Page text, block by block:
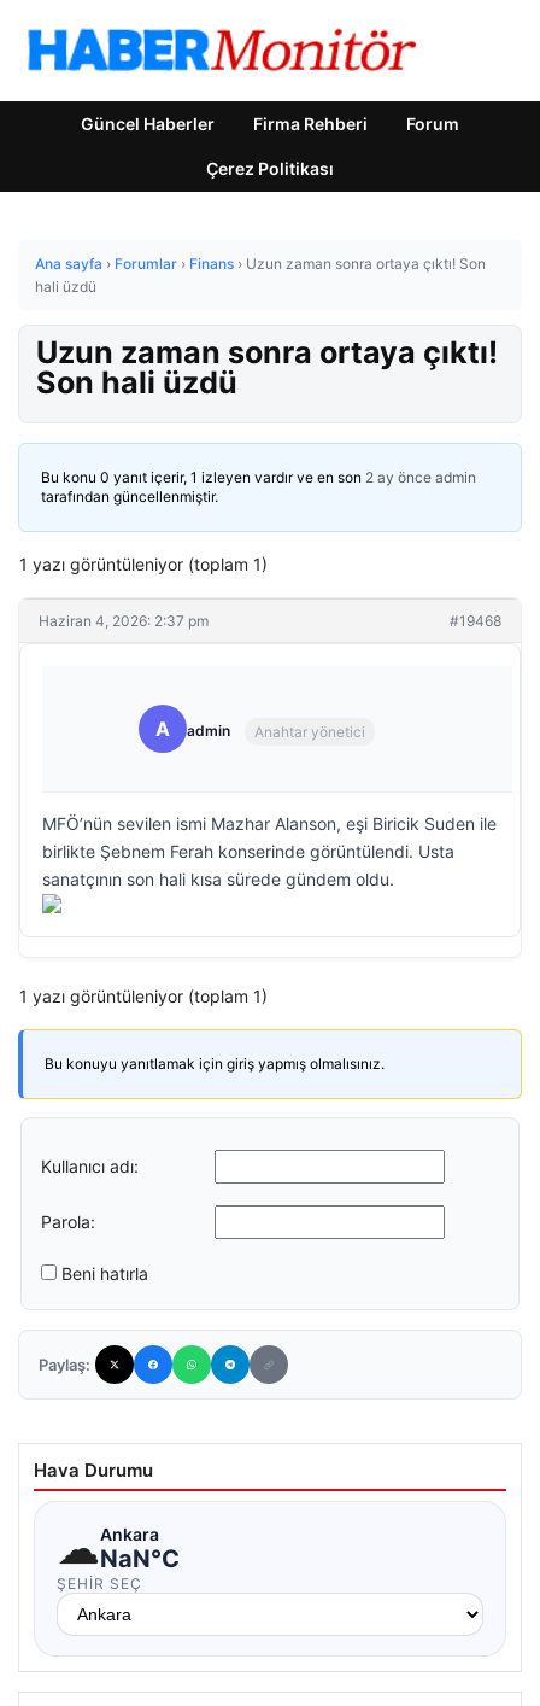
Güncel Haberler Firma Rehberi Forum
Çerez Politikası
Ana sayfa › Forumlar › Finans › Uzun zaman sonra ortaya çıktı! Son
hali üzdü
Uzun zaman sonra ortaya çıktı!
Son hali üzdü
Bu konu 0 yanıt içerir, 1 izleyen vardır ve en son 2 ay önce admin
tarafından güncellenmiştir.
1 yazı görüntüleniyor (toplam 1)
Haziran 4, 2026: 2:37 pm #19468
A admin Anahtar yönetici
MFÖ’nün sevilen ismi Mazhar Alanson, eşi Biricik Suden ile
birlikte Şebnem Ferah konserinde görüntülendi. Usta
sanatçının son hali kısa sürede gündem oldu.
1 yazı görüntüleniyor (toplam 1)
Bu konuyu yanıtlamak için giriş yapmış olmalısınız.
Kullanıcı adı:
Parola:
Beni hatırla
Paylaş:
Hava Durumu
☁Ankara
NaN°C
ŞEHIR SEÇ